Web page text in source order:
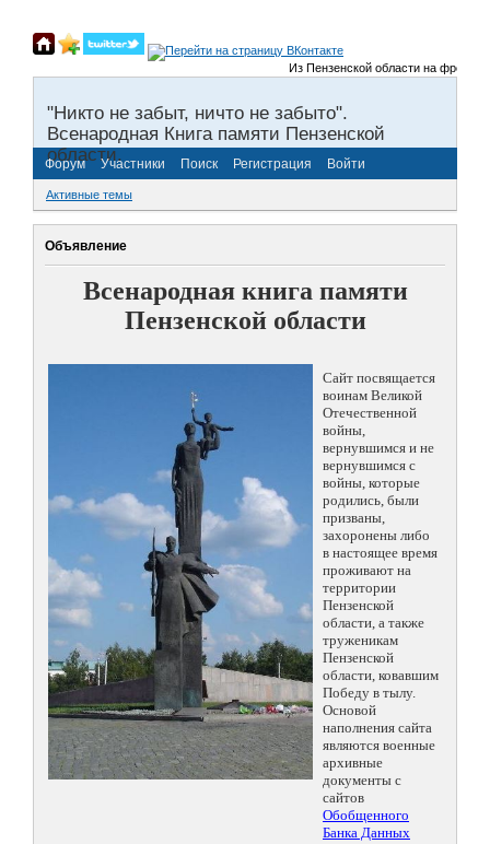
Из Пензенской области на фронты
"Никто не забыт, ничто не забыто".
Всенародная Книга памяти Пензенской
области.
Форум Участники Поиск Регистрация Войти
Активные темы
Объявление
Всенародная книга памяти
Пензенской области
Сайт посвящается
воинам Великой
Отечественной
войны,
вернувшимся и не
вернувшимся с
войны, которые
родились, были
призваны,
захоронены либо
в настоящее время
проживают на
территории
Пензенской
области, а также
труженикам
Пензенской
области, ковавшим
Победу в тылу.
Основой
наполнения сайта
являются военные
архивные
документы с
сайтов
Обобщенного
Банка Данных